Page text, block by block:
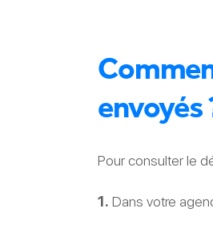
envoyés
Pour consulter le
1. Dans votre